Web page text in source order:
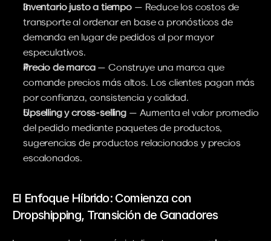
Inventario justo a tiempo — Reduce los costos de
transporte al ordenar en base a pronósticos de
demanda en lugar de pedidos al por mayor
especulativos.
Precio de marca — Construye una marca que
comande precios más altos. Los clientes pagan más
por confianza, consistencia y calidad.
Upselling y cross-selling — Aumenta el valor promedio
del pedido mediante paquetes de productos,
sugerencias de productos relacionados y precios
escalonados.
El Enfoque Híbrido: Comienza con
Dropshipping, Transición de Ganadores